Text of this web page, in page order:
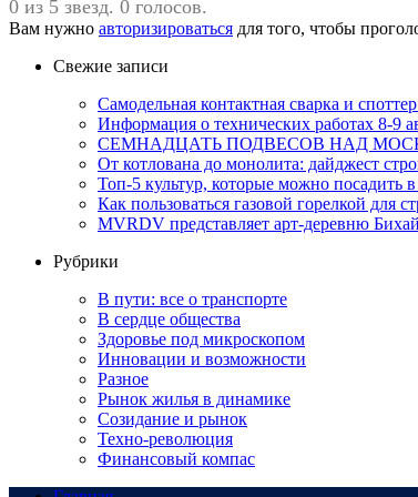
0 из 5 звезд. 0 голосов.
Вам нужно авторизироваться для того, чтобы
Свежие записи
Самодельная контактная сварка и
Информация о технических работах 8-9
СЕМНАДЦАТЬ ПОДВЕСОВ НАД
От котлована до монолита: дайджест
Топ-5 культур, которые можно посадить
Как пользоваться газовой горелкой для
MVRDV представляет арт-деревню
Рубрики
В пути: все о транспорте
В сердце общества
Здоровье под микроскопом
Инновации и возможности
Разное
Рынок жилья в динамике
Созидание и рынок
Техно-революция
Финансовый компас